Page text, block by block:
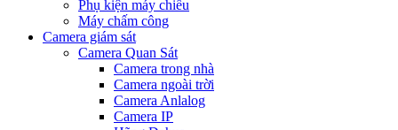
Phụ kiện máy chiếu
Máy chấm công
Camera giám sát
Camera Quan Sát
Camera trong nhà
Camera ngoài trời
Camera Anlalog
Camera IP